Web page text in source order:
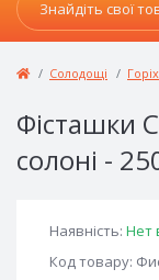
Солодощі
Фісташки
солоні -
Наявність: Нет
Код товару: